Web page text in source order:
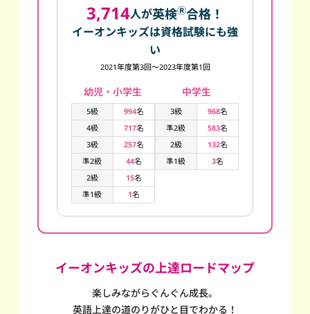
3,714人が英検Ⓡ合格！
イーオンキッズは資格試験にも強
い
2021年度第3回～2023年度第1回
幼児・小学生
5級 994名
4級
717名
3級
257名
準2級
44名
2級
15名
準1級
1名
中学生
3級 968名
準2級
583名
2級
132名
準1級
3名
イーオンキッズの上達ロードマップ
楽しみながらぐんぐん成長。
英語上達の道のりがひと目でわかる！